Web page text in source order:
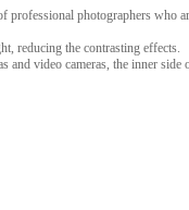
professional photographers who
reducing the contrasting effects.
and video cameras, the inner